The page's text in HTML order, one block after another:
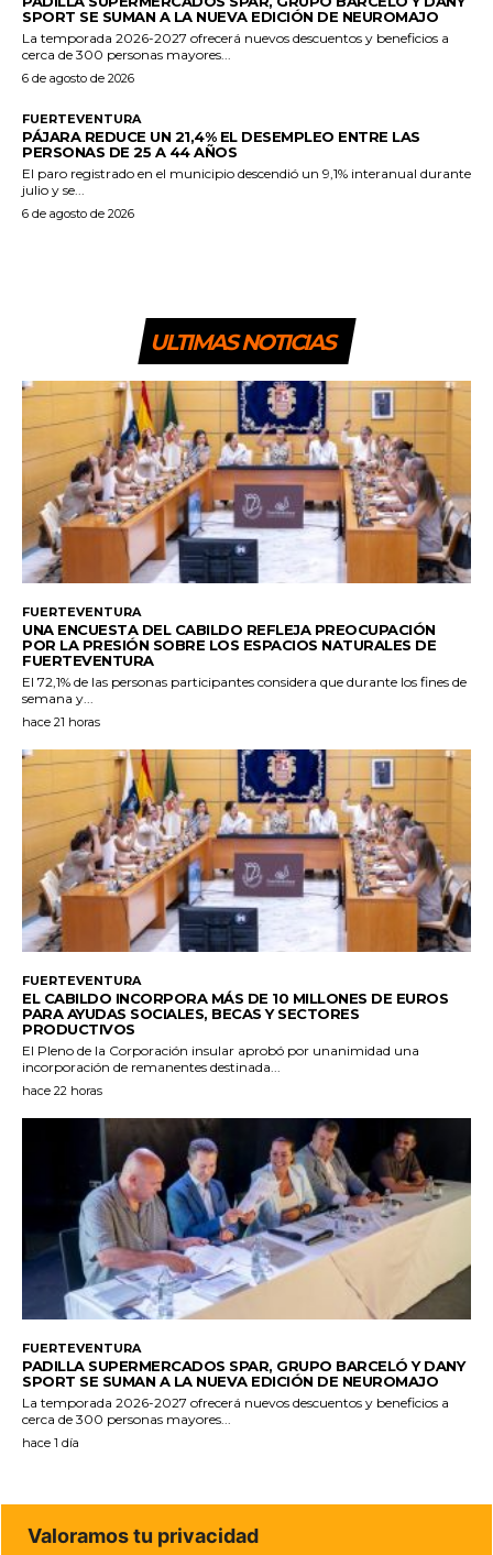
SPORT SE SUMAN A LA NUEVA EDICIÓN DE NEUROMAJO
La temporada 2026-2027 ofrecerá nuevos descuentos y beneficios a
cerca de 300 personas mayores...
6 de agosto de 2026
FUERTEVENTURA
PÁJARA REDUCE UN 21,4% EL DESEMPLEO ENTRE LAS
PERSONAS DE 25 A 44 AÑOS
El paro registrado en el municipio descendió un 9,1% interanual durante
julio y se...
6 de agosto de 2026
ULTIMAS NOTICIAS
FUERTEVENTURA
UNA ENCUESTA DEL CABILDO REFLEJA PREOCUPACIÓN
POR LA PRESIÓN SOBRE LOS ESPACIOS NATURALES DE
FUERTEVENTURA
El 72,1% de las personas participantes considera que durante los fines de
semana y...
hace 21 horas
FUERTEVENTURA
EL CABILDO INCORPORA MÁS DE 10 MILLONES DE EUROS
PARA AYUDAS SOCIALES, BECAS Y SECTORES
PRODUCTIVOS
El Pleno de la Corporación insular aprobó por unanimidad una
incorporación de remanentes destinada...
hace 22 horas
FUERTEVENTURA
PADILLA SUPERMERCADOS SPAR, GRUPO BARCELÓ Y DANY
SPORT SE SUMAN A LA NUEVA EDICIÓN DE NEUROMAJO
La temporada 2026-2027 ofrecerá nuevos descuentos y beneficios a
cerca de 300 personas mayores...
hace 1 día